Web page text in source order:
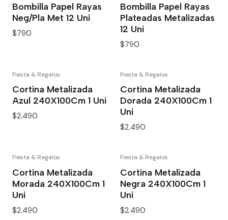
Bombilla Papel Rayas
Neg/Pla Met 12 Uni
$790
Bombilla Papel Rayas
Plateadas Metalizadas
12 Uni
$790
Fiesta & Regalos
Cortina Metalizada
Azul 240X100Cm 1 Uni
$2.490
Fiesta & Regalos
Cortina Metalizada
Dorada 240X100Cm 1
Uni
$2.490
Fiesta & Regalos
Cortina Metalizada
Morada 240X100Cm 1
Uni
$2.490
Fiesta & Regalos
Cortina Metalizada
Negra 240X100Cm 1
Uni
$2.490